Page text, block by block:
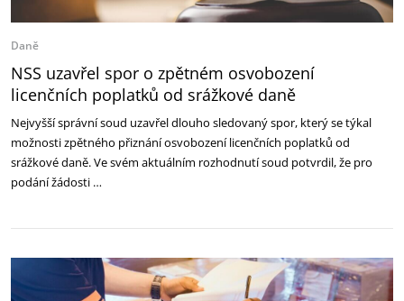
Daně
NSS uzavřel spor o zpětném osvobození
licenčních poplatků od srážkové daně
Nejvyšší správní soud uzavřel dlouho sledovaný spor, který se týkal
možnosti zpětného přiznání osvobození licenčních poplatků od
srážkové daně. Ve svém aktuálním rozhodnutí soud potvrdil, že pro
podání žádosti …